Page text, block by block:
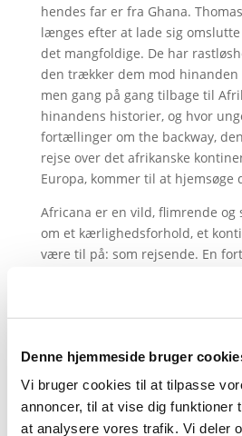
Denne hjemmeside bruger
Vi bruger cookies til at tilpasse
annoncer, til at vise dig funktioner
at analysere vores trafik. Vi deler
hendes far er fra Ghana.
længes efter at lade sig
det mangfoldige. De har
den trækker dem mod hinanden
men gang på gang tilbage til
hinandens historier, og hvor
fortællinger om the backway,
rejse over det afrikanske
Europa, kommer til at hjemsøge
Africana er en vild, flimrende
om et kærlighedsforhold, et
være til på: som rejsende. En
hustlere, opdagelsesrejsende
om rejsende i kunsten, i sindet
for det.
Kom og hør denprisbelønnede
Boberg fortælle om sin